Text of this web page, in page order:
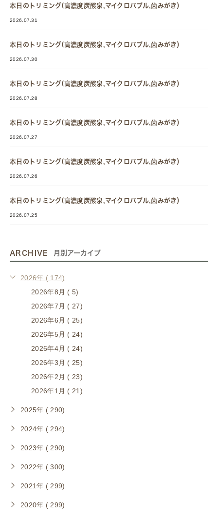
本日のトリミング(高濃度炭酸泉,マイクロバブル,歯みがき）
2026.07.31
本日のトリミング(高濃度炭酸泉,マイクロバブル,歯みがき）
2026.07.30
本日のトリミング(高濃度炭酸泉,マイクロバブル,歯みがき）
2026.07.28
本日のトリミング(高濃度炭酸泉,マイクロバブル,歯みがき）
2026.07.27
本日のトリミング(高濃度炭酸泉,マイクロバブル,歯みがき）
2026.07.26
本日のトリミング(高濃度炭酸泉,マイクロバブル,歯みがき）
2026.07.25
ARCHIVE 月別アーカイブ
2026年 ( 174)
2026年8月 ( 5)
2026年7月 ( 27)
2026年6月 ( 25)
2026年5月 ( 24)
2026年4月 ( 24)
2026年3月 ( 25)
2026年2月 ( 23)
2026年1月 ( 21)
2025年 ( 290)
2024年 ( 294)
2023年 ( 290)
2022年 ( 300)
2021年 ( 299)
2020年 ( 299)